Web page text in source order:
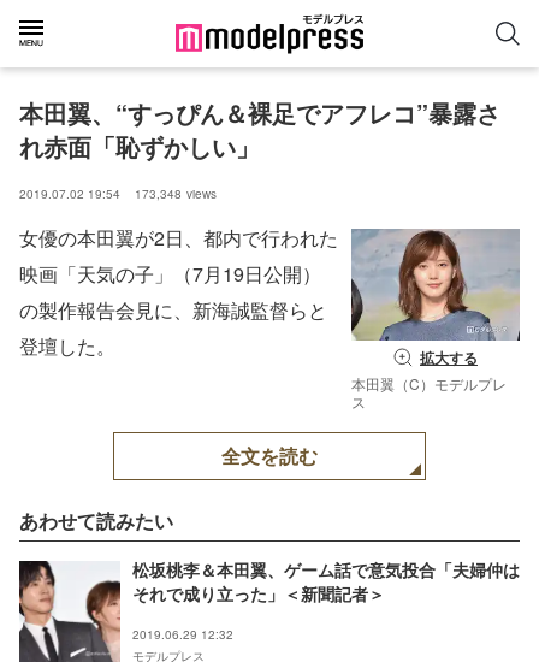
本田翼、“すっぴん＆裸足でアフレコ”暴露さ
れ赤面「恥ずかしい」
2019.07.02 19:54 173,348 views
拡大する
本田翼（C）モデルプレ
ス
女優の本田翼が2日、都内で行われた
映画「天気の子」（7月19日公開）
の製作報告会見に、新海誠監督らと
登壇した。
全文を読む
あわせて読みたい
松坂桃李＆本田翼、ゲーム話で意気投合「夫婦仲は
それで成り立った」＜新聞記者＞
2019.06.29 12:32
モデルプレス